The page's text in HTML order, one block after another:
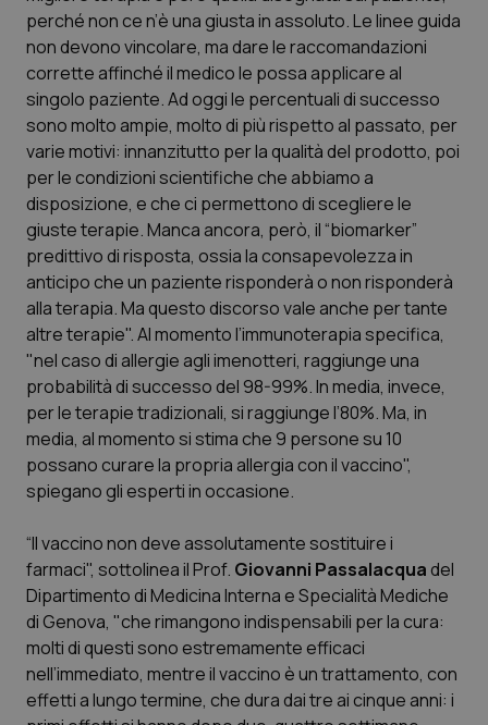
Liguria
Lombardia
Marche
Molise
Piemonte
Provincia Autonoma di Bolzano
Provincia Autonoma di Trento
Puglia
Sardegna
Sicilia
Toscana
Umbria
Disturbi dell’umore
Dolore
Donna & Salute
Epatiti
HIV
Infezioni & Febbre
Ipertensione & Scompenso
Malattie rare
Malattia di Crohn & Rettocolite Ulcerosa
Neuroscienze & patologie neurodegenerative
Obesità
Oftalmologia
perché non ce n’è una giusta in assoluto. Le linee guida
non devono vincolare, ma dare le raccomandazioni
corrette affinché il medico le possa applicare al
singolo paziente. Ad oggi le percentuali di successo
sono molto ampie, molto di più rispetto al passato, per
varie motivi: innanzitutto per la qualità del prodotto, poi
per le condizioni scientifiche che abbiamo a
disposizione, e che ci permettono di scegliere le
giuste terapie. Manca ancora, però, il “biomarker”
predittivo di risposta, ossia la consapevolezza in
anticipo che un paziente risponderà o non risponderà
alla terapia. Ma questo discorso vale anche per tante
altre terapie". Al momento l’immunoterapia specifica,
"nel caso di allergie agli imenotteri, raggiunge una
probabilità di successo del 98-99%. In media, invece,
per le terapie tradizionali, si raggiunge l’80%. Ma, in
media, al momento si stima che 9 persone su 10
possano curare la propria allergia con il vaccino",
spiegano gli esperti in occasione.
“Il vaccino non deve assolutamente sostituire i
farmaci", sottolinea il Prof. Giovanni Passalacquadel
Dipartimento di Medicina Interna e Specialità Mediche
di Genova, "che rimangono indispensabili per la cura:
molti di questi sono estremamente efficaci
nell’immediato, mentre il vaccino è un trattamento, con
effetti a lungo termine, che dura dai tre ai cinque anni: i